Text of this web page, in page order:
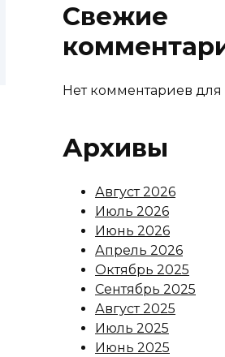
Свежие
Нет комментариев для
Архивы
Август 2026
Июль 2026
Июнь 2026
Апрель 2026
Октябрь 2025
Сентябрь 2025
Август 2025
Июль 2025
Июнь 2025